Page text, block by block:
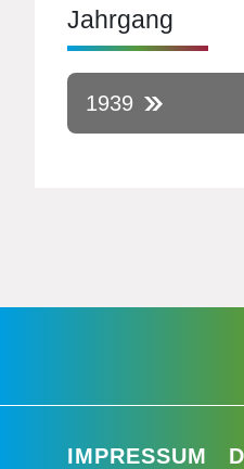
Jahrgang
1939
IMPRESSUM